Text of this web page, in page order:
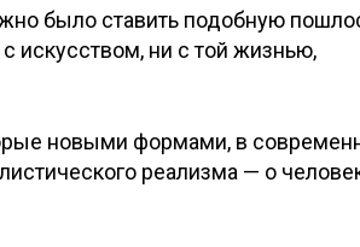
было ставить подобную
искусством, ни с той жизнью,
новыми формами, в
реализма — о